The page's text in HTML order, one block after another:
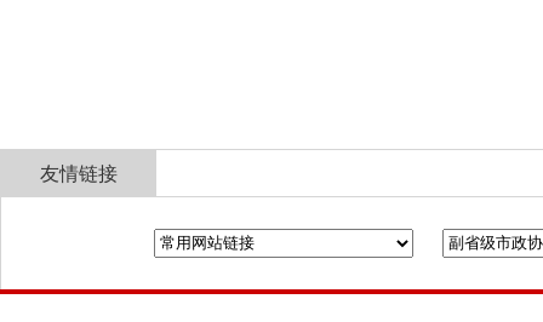
友情链接